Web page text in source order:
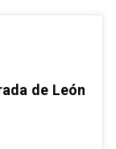
de León